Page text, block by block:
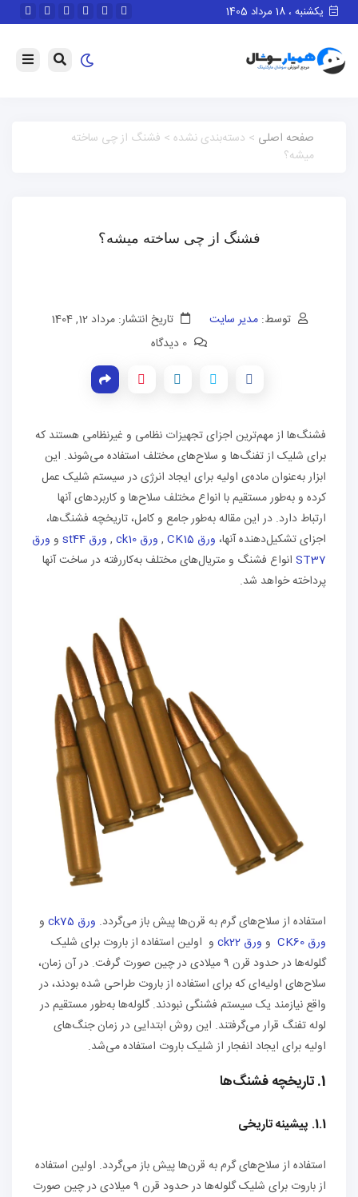
یکشنبه ، 18 مرداد 1405
صفحه اصلی > دسته‌بندی نشده > فشنگ از چی ساخته
میشه؟
فشنگ از چی ساخته میشه؟
توسط:مدیر سایت
تاریخ انتشار: مرداد 12, 1404
فشنگ‌ها از مهم‌ترین اجزای تجهیزات نظامی و غیرنظامی هستند که
برای شلیک از تفنگ‌ها و سلاح‌های مختلف استفاده می‌شوند. این
ابزار به‌عنوان ماده‌ی اولیه برای ایجاد انرژی در سیستم شلیک عمل
کرده و به‌طور مستقیم با انواع مختلف سلاح‌ها و کاربردهای آنها
ارتباط دارد. در این مقاله به‌طور جامع و کامل، تاریخچه فشنگ‌ها،
اجزای تشکیل‌دهنده آنها، ورق CK15 , ورق ck10 , ورق st44 و ورق
ST37 انواع فشنگ و متریال‌های مختلف به‌کاررفته در ساخت آنها
پرداخته خواهد شد.
استفاده از سلاح‌های گرم به قرن‌ها پیش باز می‌گردد. ورق ck75
و
ورق CK60
و ورق ck22
و اولین استفاده از باروت برای شلیک
گلوله‌ها در حدود قرن ۹ میلادی در چین صورت گرفت. در آن زمان،
سلاح‌های اولیه‌ای که برای استفاده از باروت طراحی شده بودند، در
واقع نیازمند یک سیستم فشنگی نبودند. گلوله‌ها به‌طور مستقیم در
لوله تفنگ قرار می‌گرفتند. این روش ابتدایی در زمان جنگ‌های
اولیه برای ایجاد انفجار از شلیک باروت استفاده می‌شد.
1. تاریخچه فشنگ‌ها
1.1. پیشینه تاریخی
استفاده از سلاح‌های گرم به قرن‌ها پیش باز می‌گردد. اولین استفاده
از باروت برای شلیک گلوله‌ها در حدود قرن ۹ میلادی در چین صورت